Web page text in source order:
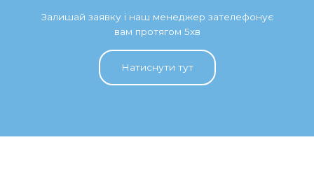
Залишай заявку і наш менеджер зателефонує
вам протягом 5хв
Натиснути тут